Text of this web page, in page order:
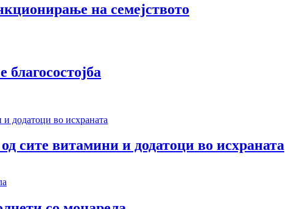
на семејството
сите витамини и додатоци во исхраната